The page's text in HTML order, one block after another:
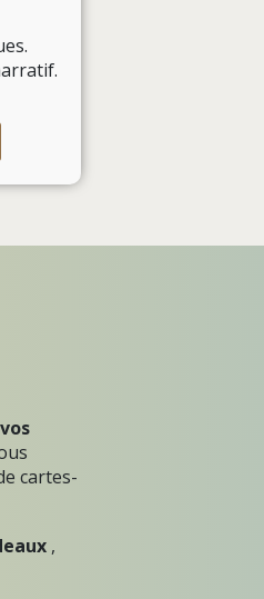
vos
cartes-
,